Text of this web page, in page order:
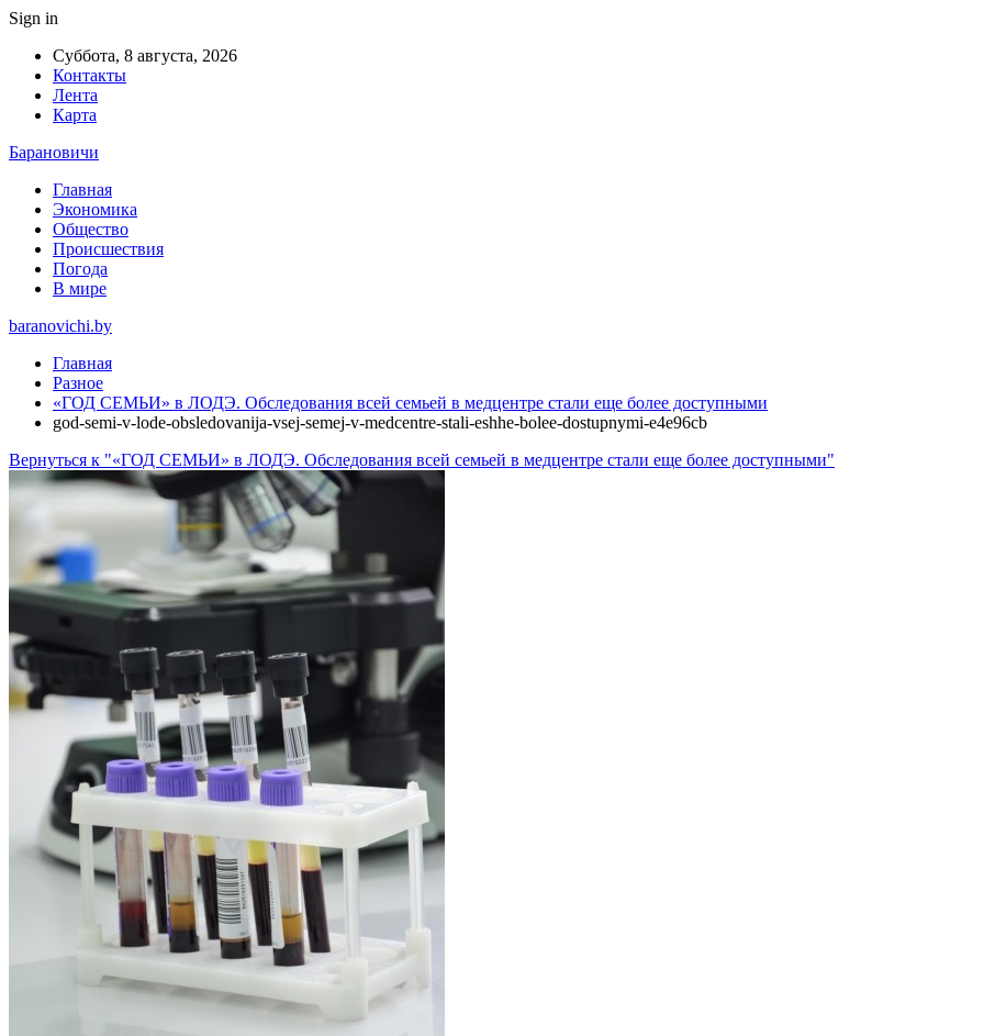
Sign in
Суббота, 8 августа, 2026
Контакты
Лента
Карта
Барановичи
Главная
Экономика
Общество
Происшествия
Погода
В мире
baranovichi.by
Главная
Разное
«ГОД СЕМЬИ» в ЛОДЭ. Обследования всей семьей в медцентре стали еще более доступными
god-semi-v-lode-obsledovanija-vsej-semej-v-medcentre-stali-eshhe-bolee-dostupnymi-e4e96cb
Вернуться к "«ГОД СЕМЬИ» в ЛОДЭ. Обследования всей семьей в медцентре стали еще более доступными"